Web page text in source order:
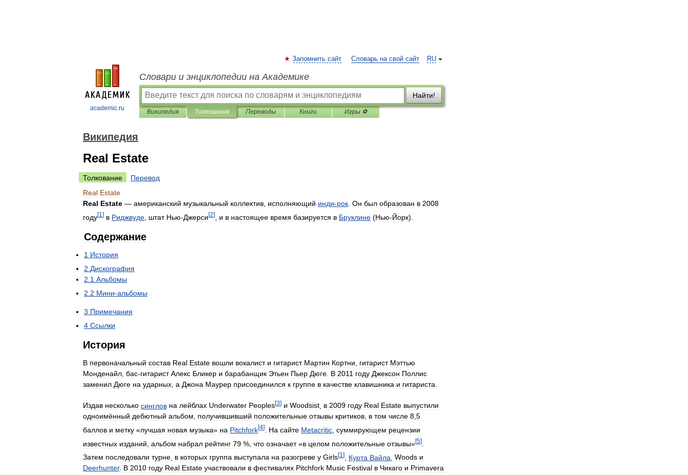
academic.ru
RU
Запомнить сайт Словарь на свой сайт
Словари и энциклопедии на Академике
Найти!
Википедия Толкования Переводы Книги Игры ⚽
Википедия
Real Estate
Толкование
Перевод
Real Estate
Real Estate — американский музыкальный коллектив исполняющий инди-рок Он был образован в 2008
году[1 ] в Риджвуде штат Нью-Джерси[2] и в настоящее время базируется в Бруклине (Нью-Йорк).
Содержание
1 История
2 Дискография
2 1 Альбомы
2 2 Мини-альбомы
3 Примечания
4 Ссылки
История
В первоначальный состав Real Estate вошли вокалист и гитарист Мартин Кортни гитарист Мэттью
Монденайл бас-гитарист Алекс Бликер и барабанщик Этьен Пьер Дюге В 2011 году Джексон Поллис
заменил Дюге на ударных а Джона Маурер присоединился к группе в качестве клавишника и гитариста
Издав несколько синглов на лейблах Underwater Peoples[3] и Woodsist в 2009 году Real Estate выпустили
одноимённый дебютный альбом, получившивший положительные отзывы критиков, в том числе 8,5
баллов и метку «лучшая новая музыка» на Pitchfork[4] На сайте Metacritic суммирующем рецензии
известных изданий альбом набрал рейтинг 79 %, что означает«в целом положительные отзывы»[5]
Затем последовали турне в которых группа выступала на разогреве у Girls[1 ] Курта Вайла Woods и
Deerhunter. В 2010 году Real Estate участвовали в фестивалях Pitchfork Music Festival в Чикаго и Primavera